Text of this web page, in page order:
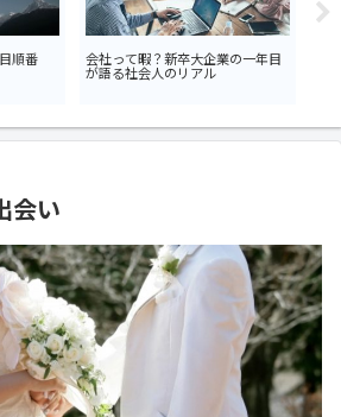
順番 会社って暇？新卒大企業の一年目
が語る社会人のリアル
会い